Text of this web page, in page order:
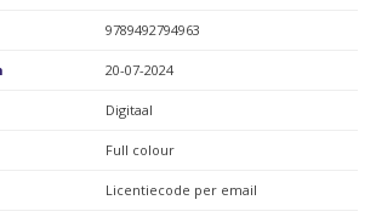
9789492794963
20-07-2024
Digitaal
Full colour
Licentiecode per email